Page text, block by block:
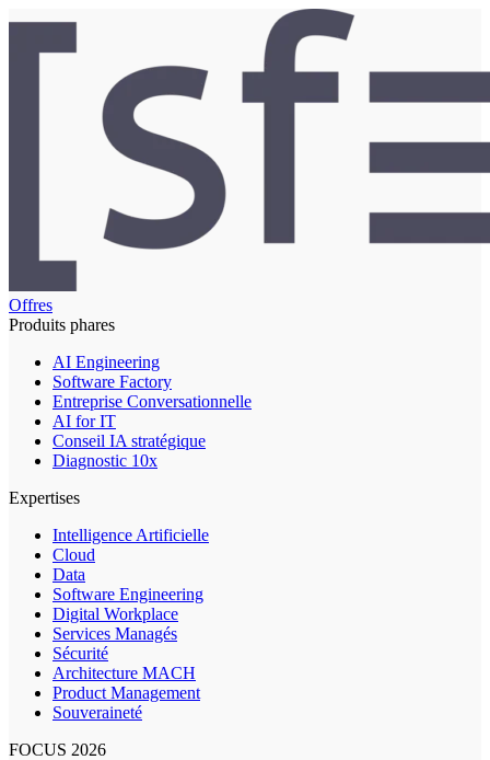
Offres
Produits phares
AI Engineering
Software Factory
Entreprise Conversationnelle
AI for IT
Conseil IA stratégique
Diagnostic 10x
Expertises
Intelligence Artificielle
Cloud
Data
Software Engineering
Digital Workplace
Services Managés
Sécurité
Architecture MACH
Product Management
Souveraineté
FOCUS 2026